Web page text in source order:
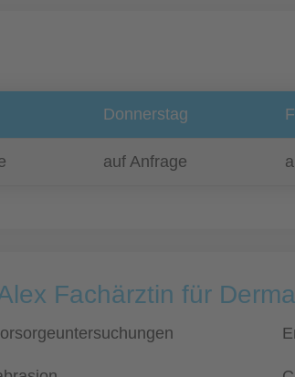
Donnerstag
auf Anfrage
Fachärztin für